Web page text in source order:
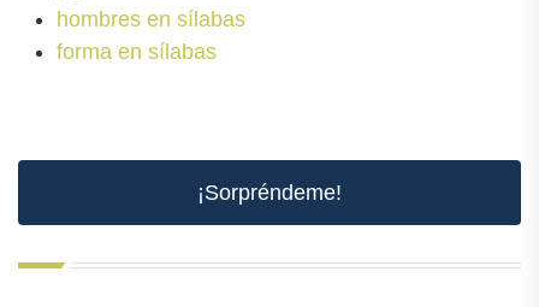
hombres en sílabas
forma en sílabas
¡Sorpréndeme!